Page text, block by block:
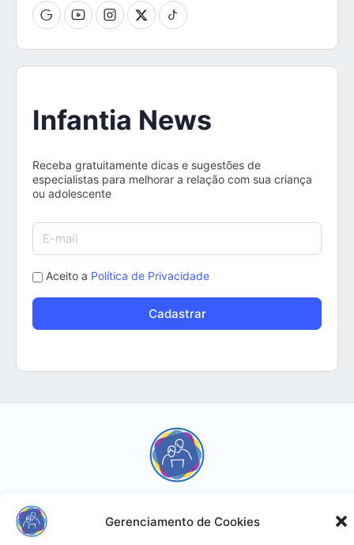
Gerenciamento de Cookies
Infantia News
Receba gratuitamente dicas e sugestões de
especialistas para melhorar a relação com sua criança
ou adolescente
Aceito a Política de Privacidade